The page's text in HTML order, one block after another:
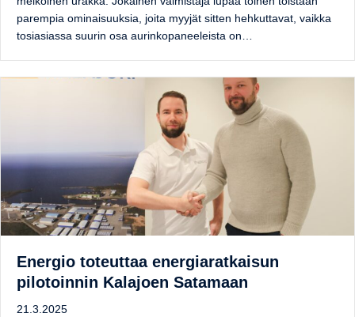
parempia ominaisuuksia, joita myyjät sitten hehkuttavat, vaikka
tosiasiassa suurin osa aurinkopaneeleista on…
Energio toteuttaa energiaratkaisun
pilotoinnin Kalajoen Satamaan
21.3.2025